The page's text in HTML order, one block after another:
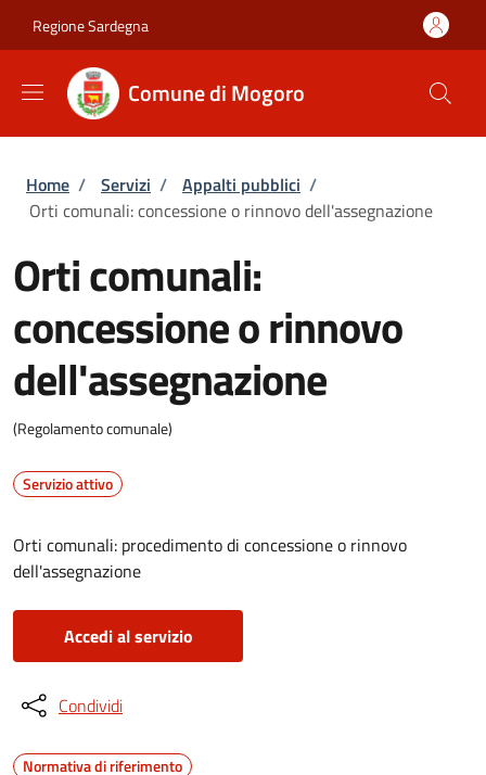
Regione Sardegna
Comune di Mogoro
Briciole di pane
Home / Servizi / Appalti pubblici /
Orti comunali: concessione o rinnovo dell'assegnazione
Orti comunali:
concessione o rinnovo
dell'assegnazione
(Regolamento comunale)
Servizio attivo
Orti comunali: procedimento di concessione o rinnovo
dell'assegnazione
Accedi al servizio
Condividi
Normativa di riferimento